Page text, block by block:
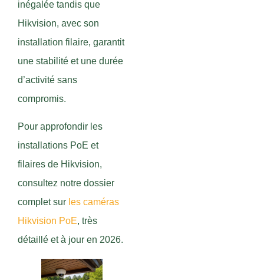
inégalée tandis que
Hikvision, avec son
installation filaire, garantit
une stabilité et une durée
d’activité sans
compromis.
Pour approfondir les
installations PoE et
filaires de Hikvision,
consultez notre dossier
complet sur les caméras
Hikvision PoE, très
détaillé et à jour en 2026.